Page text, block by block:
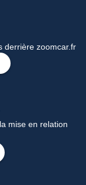
derrière zoomcar.fr
mise en relation